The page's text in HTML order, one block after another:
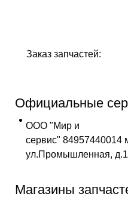
Заказ запчастей:
Официальные
ООО "Мир и
сервис" 84957440014
ул.Промышленная,
Магазины